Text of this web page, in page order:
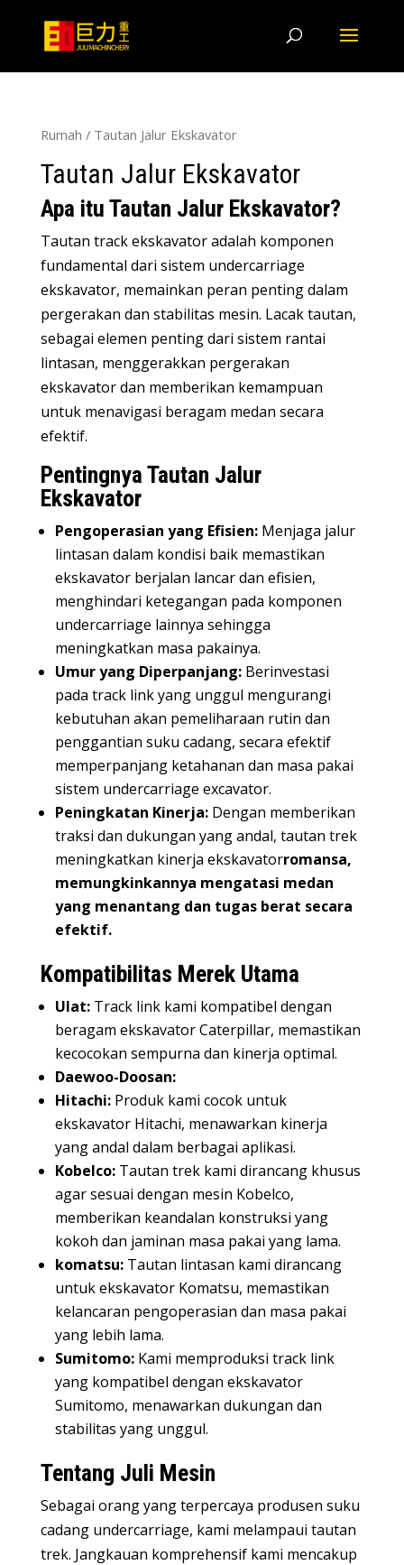
Rumah / Tautan Jalur Ekskavator
Tautan Jalur Ekskavator
Apa itu Tautan Jalur Ekskavator?
Tautan track ekskavator adalah komponen
fundamental dari sistem undercarriage
ekskavator, memainkan peran penting dalam
pergerakan dan stabilitas mesin. Lacak tautan,
sebagai elemen penting dari sistem rantai
lintasan, menggerakkan pergerakan
ekskavator dan memberikan kemampuan
untuk menavigasi beragam medan secara
efektif.
Pentingnya Tautan Jalur
Ekskavator
Pengoperasian yang Efisien: Menjaga jalur
lintasan dalam kondisi baik memastikan
ekskavator berjalan lancar dan efisien,
menghindari ketegangan pada komponen
undercarriage lainnya sehingga
meningkatkan masa pakainya.
Umur yang Diperpanjang: Berinvestasi
pada track link yang unggul mengurangi
kebutuhan akan pemeliharaan rutin dan
penggantian suku cadang, secara efektif
memperpanjang ketahanan dan masa pakai
sistem undercarriage excavator.
Peningkatan Kinerja: Dengan memberikan
traksi dan dukungan yang andal, tautan trek
meningkatkan kinerja ekskavatorromansa,
memungkinkannya mengatasi medan
yang menantang dan tugas berat secara
efektif.
Kompatibilitas Merek Utama
Ulat: Track link kami kompatibel dengan
beragam ekskavator Caterpillar, memastikan
kecocokan sempurna dan kinerja optimal.
Daewoo-Doosan:
Hitachi: Produk kami cocok untuk
ekskavator Hitachi, menawarkan kinerja
yang andal dalam berbagai aplikasi.
Kobelco: Tautan trek kami dirancang khusus
agar sesuai dengan mesin Kobelco,
memberikan keandalan konstruksi yang
kokoh dan jaminan masa pakai yang lama.
komatsu: Tautan lintasan kami dirancang
untuk ekskavator Komatsu, memastikan
kelancaran pengoperasian dan masa pakai
yang lebih lama.
Sumitomo: Kami memproduksi track link
yang kompatibel dengan ekskavator
Sumitomo, menawarkan dukungan dan
stabilitas yang unggul.
Tentang Juli Mesin
Sebagai orang yang terpercaya produsen suku
cadang undercarriage, kami melampaui tautan
trek. Jangkauan komprehensif kami mencakup